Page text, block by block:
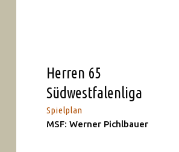
Herren 65
Südwestfalenliga
Spielplan
MSF: Werner Pichlbauer